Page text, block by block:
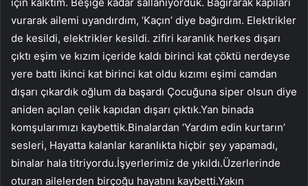
vurarak ailemi uyandırdım, ‘Kaçın’ diye bağırdım. Elektrikler
de kesildi, elektrikler kesildi. zifiri karanlık herkes dışarı
çıktı eşim ve kızım içeride kaldı birinci kat çöktü nerdeyse
yere battı ikinci kat birinci kat oldu kızımı eşimi camdan
dışarı çıkardık oğlum da başardı Çocuğuna siper olsun diye
aniden açılan çelik kapıdan dışarı çıktık.Yan binada
komşularımızı kaybettik.Binalardan ‘Yardım edin kurtarın’
sesleri, Hayatta kalanlar karanlıkta hiçbir şey yapamadı,
binalar hala titriyordu.İşyerlerimiz de yıkıldı.Üzerlerinde
oturan ailelerden birçoğu hayatını kaybetti.Yakın